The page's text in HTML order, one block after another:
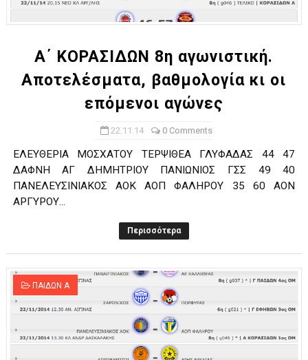
ΧΡΟΝΙΑ ΠΟΛΛΑ ΣΤΟ ΕΛΛΗΝΙΚΟ ΜΠΑΣΚΕΤ : 39Η ΕΠΕΤΕΙΟΣ ΑΠΟ
Ο δρόμος για τον 29ο τελικό κυπέλλου ανδρών ΕΣΚΑΝΑ
U21: Τεράστια πρόκριση για τον Πανελευσινιακό στον
Γ΄ανδρών play offs : "Σκληρό" καρύδι η Φιλία Περάματος
Α΄ ΚΟΡΑΣΙΔΩΝ 8η αγωνιστική.
Αποτελέσματα, βαθμολογία κι οι
επόμενοι αγώνες
22.11.14 0 Comments
ΕΛΕΥΘΕΡΙΑ ΜΟΣΧΑΤΟΥ ΤΕΡΨΙΘΕΑ ΓΛΥΦΑΔΑΣ 44 47
ΔΑΦΝΗ ΑΓ ΔΗΜΗΤΡΙΟΥ ΠΑΝΙΩΝΙΟΣ ΓΣΣ 49 40
ΠΑΝΕΛΕΥΣΙΝΙΑΚΟΣ ΑΟΚ ΑΟΠ ΦΑΛΗΡΟΥ 35 60 ΑΟΝ
ΑΡΓΥΡΟΥ...
Περισσότερα
ΠΑΙΔΩΝ Α